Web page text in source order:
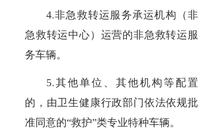
4.非急救转运服务承运机构（非
急救转运中心）运营的非急救转运服
务车辆。
5.其他单位、其他机构等配置
的，由卫生健康行政部门依法依规批
准同意的“救护”类专业特种车辆。